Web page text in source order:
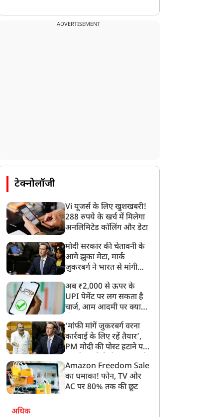
बने इंग्लैंड टेस्ट टीम के
नए हेड कोच, जो रूट को फिर
टेस्ट की कप्तानी
विवाद में विजेंद्र सिंह की हुई
ADVERTISEMENT
टेक्नोलॉजी
Vi यूजर्स के लिए खुशखबरी!
288 रुपये के खर्च में मिलेगा
अनलिमिटेड कॉलिंग और डेटा
मोदी सरकार की चेतावनी के
आगे झुका मेटा, मार्क
ज़ुकरबर्ग ने भारत से मांगी
अब ₹2,000 से ऊपर के
UPI पेमेंट पर लग सकता है
चार्ज, आम आदमी पर क्या
‘मांफी मांगें जुकरबर्ग वरना
कार्रवाई के लिए रहें तैयार’,
PM मोदी की पोस्ट हटाने पर
लगाई फटकार
Amazon Freedom Sale
का धमाका! फोन, TV और
AC पर 80% तक की छूट
अधिक